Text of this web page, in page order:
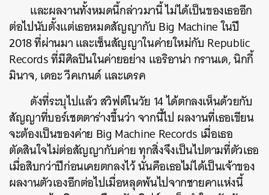
และผลงานทั้งหมดนี้กล่าวมานี้ ไม่ได้เป็นของเธออีก
ต่อไปนับตั้งแต่เธอหมดสัญญากับ Big Machine ในปี
2018 ที่ผ่านมา และเซ็นสัญญาในค่ายใหม่กับ Republic
Records ที่มีศิลปินในค่ายอย่าง แอริอาน่า กรานเด, นิกกี้
มินาจ, เดอะ วีคเกนด์ และเดรค
ดังที่ระบุไปแล้ว สวิฟต์ในวัย 14 ได้ตกลงเห็นด้วยกับ
สัญญาที่บอร์เชตตาร่างขึ้นว่า จากนี้ไป ผลงานที่เธอเขียน
จะต้องเป็นของค่าย Big Machine Records เมื่อเธอ
ตัดสินใจไม่ต่อสัญญากับค่ายทุกสิ่งจึงเป็นไปตามที่ตัวเธอ
เมื่อสิบกว่าปีก่อนเคยตกลงไว้ นั่นคือเธอไม่ได้เป็นเจ้าของ
ผลงานตัวเองอีกต่อไปเมื่อหลุดพ้นไปจากชายคาแห่งนี้